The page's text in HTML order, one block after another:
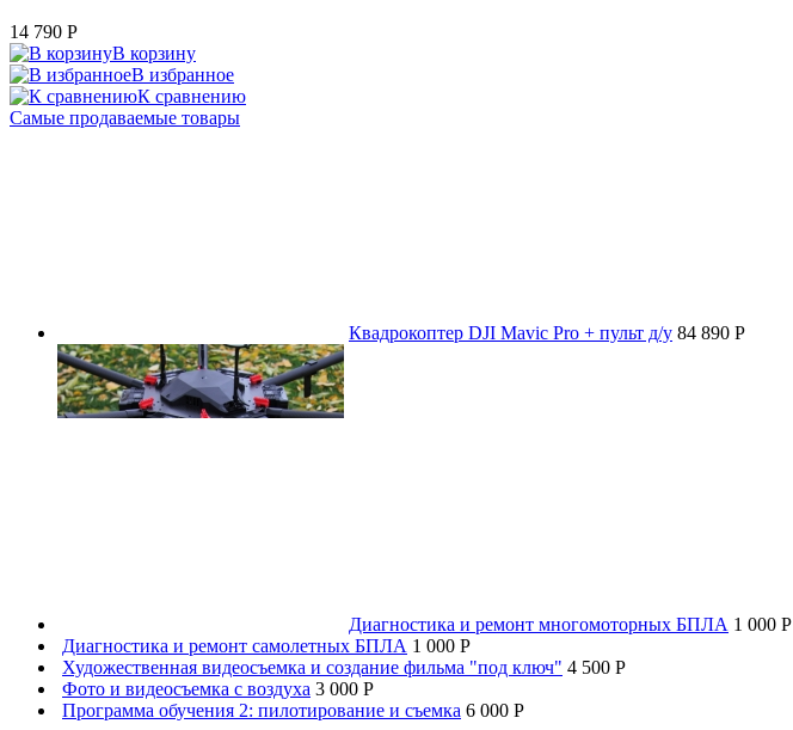
14 790 P
В корзину
В избранное
К сравнению
Самые продаваемые товары
Квадрокоптер DJI Mavic Pro + пульт д/у 84 890 P
Диагностика и ремонт многомоторных БПЛА 1 000 P
Диагностика и ремонт самолетных БПЛА 1 000 P
Художественная видеосъемка и создание фильма "под ключ" 4 500 P
Фото и видеосъемка с воздуха 3 000 P
Программа обучения 2: пилотирование и съемка 6 000 P